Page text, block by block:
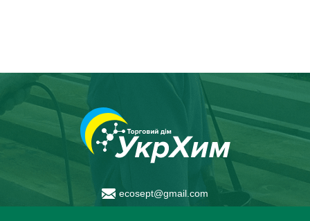
ecosept@gmail.com